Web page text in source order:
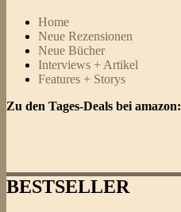
Home
Neue Rezensionen
Neue Bücher
Interviews + Artikel
Features + Storys
Zu den Tages-Deals bei amazon:
BESTSELLER